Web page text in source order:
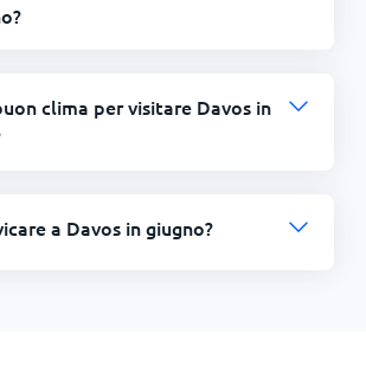
clima per visitare Davos in
a Davos in giugno?